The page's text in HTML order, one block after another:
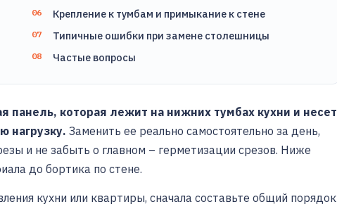
Крепление к тумбам и примыкание к стене
Типичные ошибки при замене столешницы
Частые вопросы
панель, которая лежит на нижних тумбах кухни и несет
нагрузку. Заменить ее реально самостоятельно за день,
и не забыть о главном – герметизации срезов. Ниже
до бортика по стене.
кухни или квартиры, сначала составьте общий порядок